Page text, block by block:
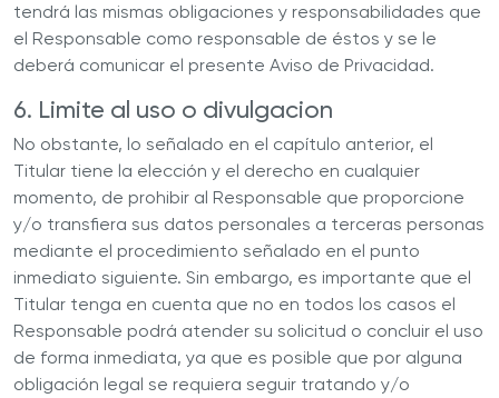
tendrá las mismas obligaciones y responsabilidades que
el Responsable como responsable de éstos y se le
deberá comunicar el presente Aviso de Privacidad.
6. Limite al uso o divulgacion
No obstante, lo señalado en el capítulo anterior, el
Titular tiene la elección y el derecho en cualquier
momento, de prohibir al Responsable que proporcione
y/o transfiera sus datos personales a terceras personas
mediante el procedimiento señalado en el punto
inmediato siguiente. Sin embargo, es importante que el
Titular tenga en cuenta que no en todos los casos el
Responsable podrá atender su solicitud o concluir el uso
de forma inmediata, ya que es posible que por alguna
obligación legal se requiera seguir tratando y/o